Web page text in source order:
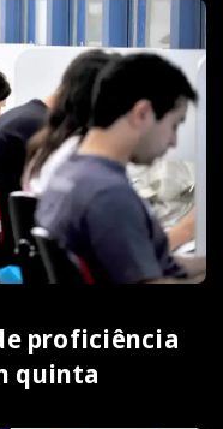
proficiência
quinta